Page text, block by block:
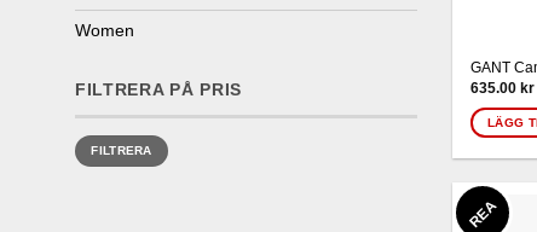
Women
FILTRERA PÅ PRIS
Min
pris
Max
prisFILTRERA
GANT
635.00kr
LÄGG
REA